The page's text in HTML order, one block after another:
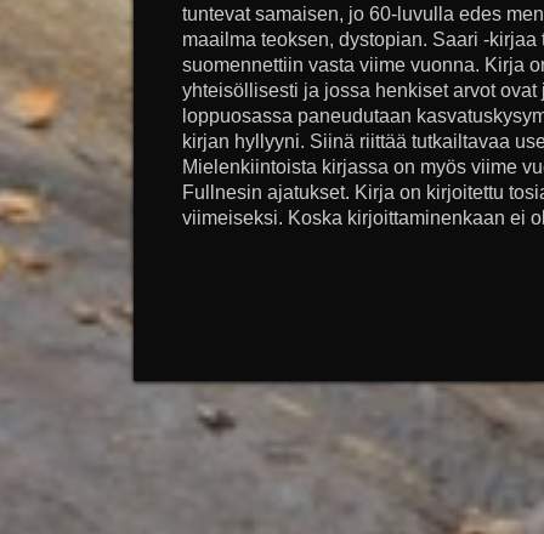
tuntevat samaisen, jo 60-luvulla edes
maailma teoksen, dystopian. Saari -kirjaa
suomennettiin vasta viime vuonna. Kirja
yhteisöllisesti ja jossa henkiset arvot ovat
loppuosassa paneudutaan
kirjan hyllyyni. Siinä riittää tutkailtavaa
Mielenkiintoista kirjassa on myös viime
Fullnesin ajatukset. Kirja on kirjoitettu
viimeiseksi. Koska kirjoittaminenkaan ei